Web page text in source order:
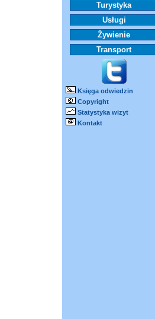
Turystyka
Usługi
Żywienie
Transport
Księga odwiedzin
Copyright
Statystyka wizyt
Kontakt